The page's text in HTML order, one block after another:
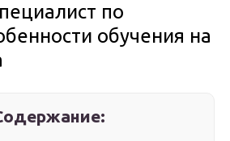
по
обучения на